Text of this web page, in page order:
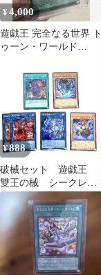
¥4,000
遊戯王 完全なる世界 ト
ゥーン・ワールド
¥888
破械セット 遊戯王
雙王の械 シークレッ
ト